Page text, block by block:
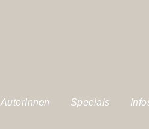
AutorInnen Specials